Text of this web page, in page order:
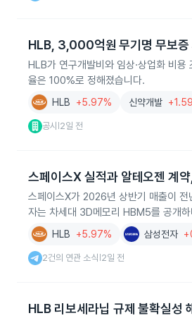
HLB, 3,000억원 무기명 무보증
HLB가 연구개발비와 임상·상업화 비
율은 100%로 정해졌습니다.
HLB +5.97% 신약개발
공시 2일 전
스페이스X 실적과 알테오젠 계
스페이스X가 2026년 상반기 매출이
자는 차세대 3D메모리 HBM5를 공개
HLB +5.97% 삼성전자
2건의 연관 소식 2일 전
HLB 리보세라닙 규제 불확실성